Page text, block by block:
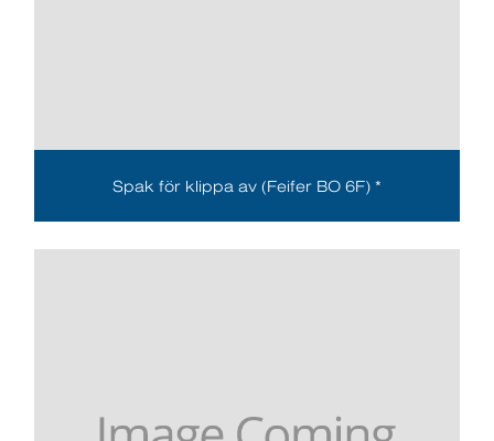
Spak för klippa av (Feifer BO 6F) *